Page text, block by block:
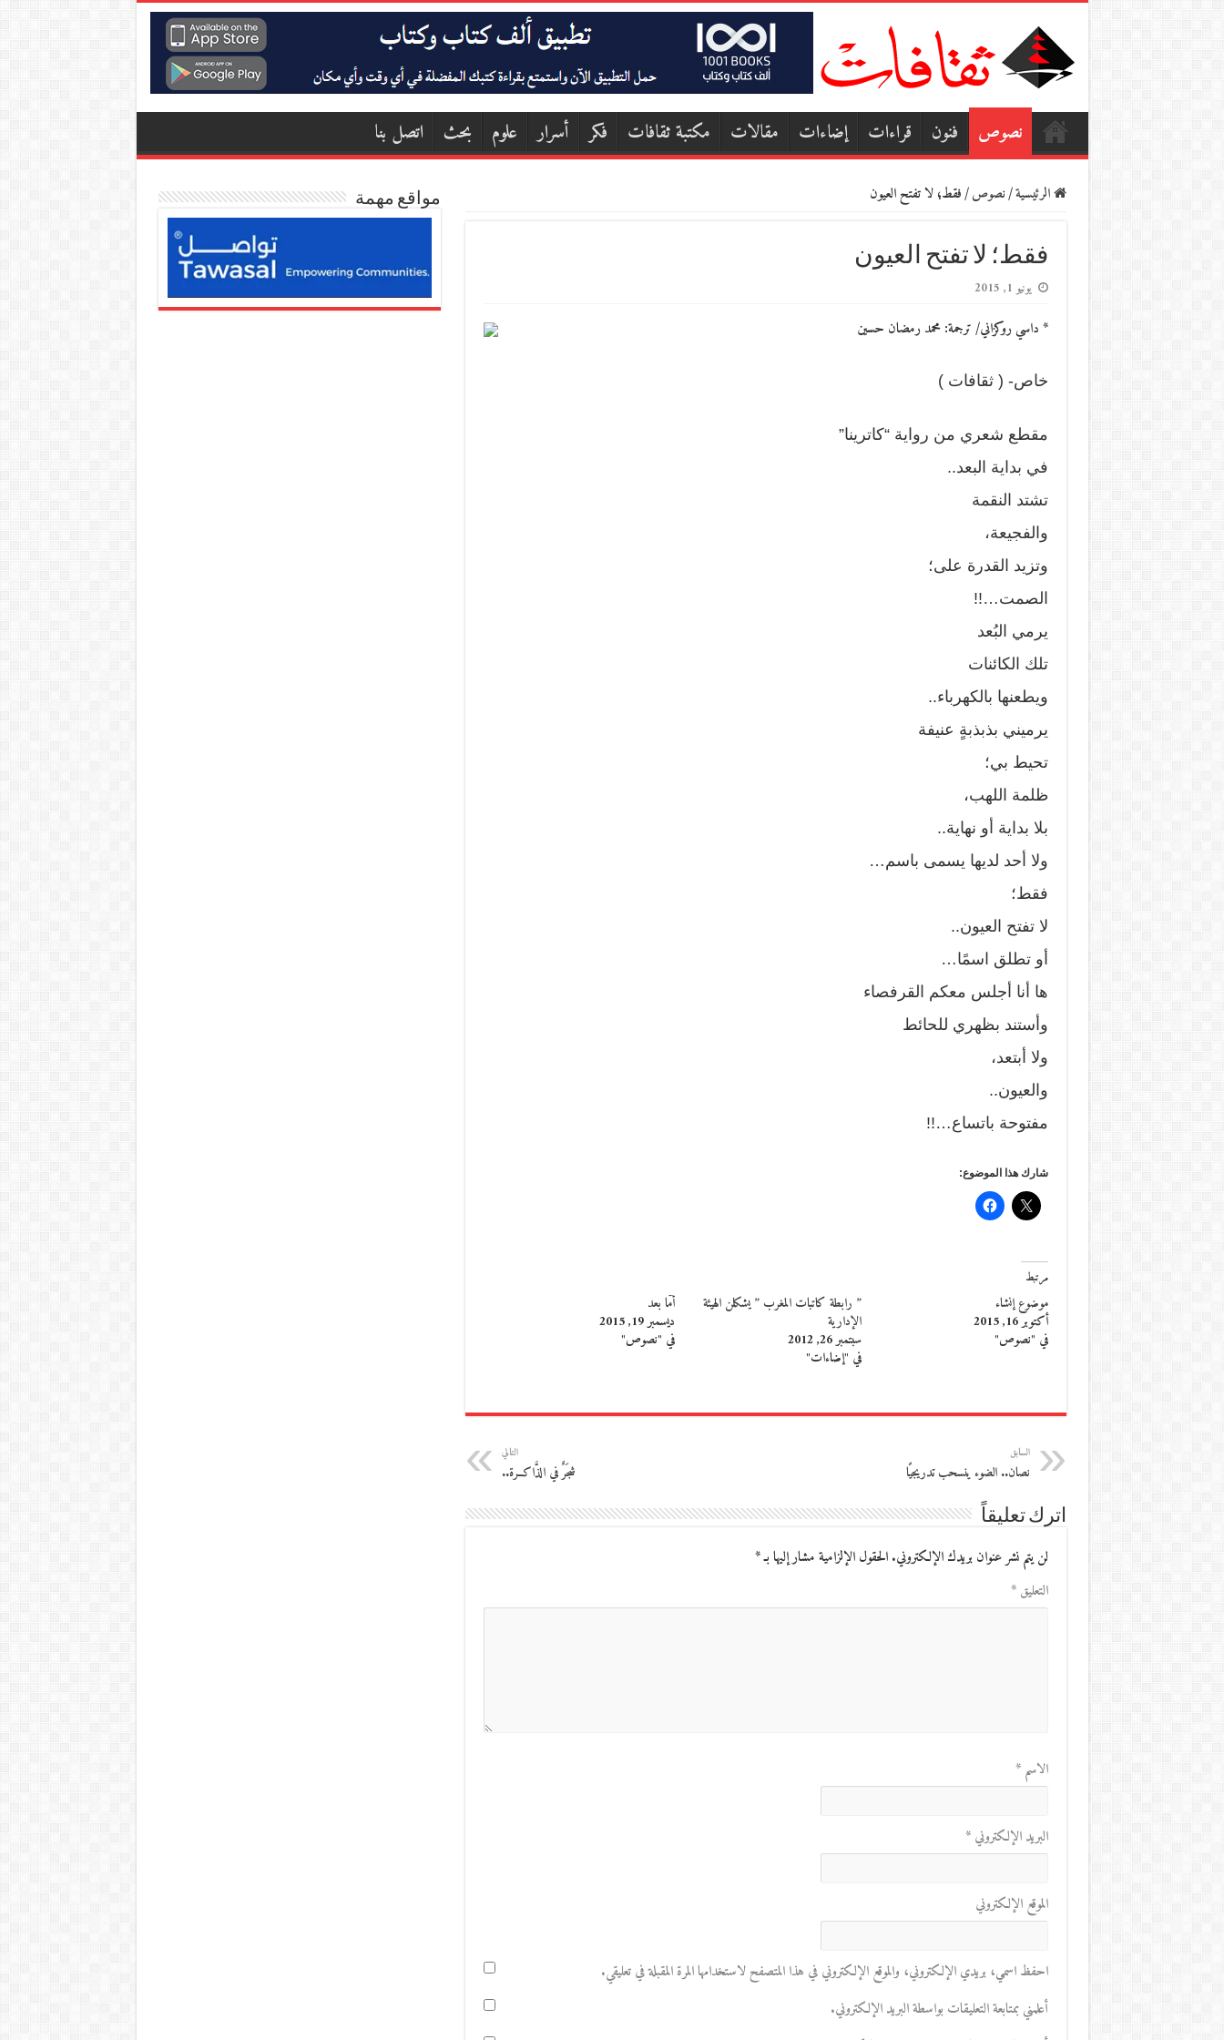
نصوص فنون قراءات إضاءات مقالات مكتبة ثقافات فكر أسرار علوم بحث اتصل بنا
الرئيسية/نصوص/فقط؛ لا تفتح العيون
فقط؛ لا تفتح العيون
يونيو 1, 2015
* داسي روكزاني/ ترجمة: محمد رمضان حسين
خاص- ( ثقافات )
مقطع شعري من رواية “كاترينا”
في بداية البعد..
تشتد النقمة
والفجيعة،
وتزيد القدرة على؛
الصمت…!!
يرمي البُعد
تلك الكائنات
ويطعنها بالكهرباء..
يرميني بذبذبةٍ عنيفة
تحيط بي؛
ظلمة اللهب،
بلا بداية أو نهاية..
ولا أحد لديها يسمى باسم…
فقط؛
لا تفتح العيون..
أو تطلق اسمًا…
ها أنا أجلس معكم القرفصاء
وأستند بظهري للحائط
ولا أبتعد،
والعيون..
مفتوحة باتساع…!!
شارك هذا الموضوع:
مرتبط
موضوع إنشاء
أكتوبر 16, 2015
في "نصوص"
” رابطة كاتبات المغرب ” يشكلن الهيئة
الإدارية
سبتمبر 26, 2012
في "إضاءات"
أمّا بعد
ديسمبر 19, 2015
في "نصوص"
السابق
نصان.. الضوء ينسحب تدريجيًا
التالي
شجَرٌ في الذَّاكــرة..
اترك تعليقاً
لن يتم نشر عنوان بريدك الإلكتروني. الحقول الإلزامية مشار إليها بـ*
التعليق*
الاسم*
البريد الإلكتروني*
الموقع الإلكتروني
احفظ اسمي، بريدي الإلكتروني، والموقع الإلكتروني في هذا المتصفح لاستخدامها المرة المقبلة في تعليقي.
أعلمني بمتابعة التعليقات بواسطة البريد الإلكتروني.
مواقع مهمة